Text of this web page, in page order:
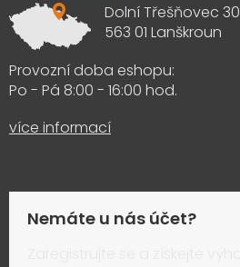
Dolní Třešňovec 30
563 01 Lanškroun
Provozní doba eshopu:
Po - Pá 8:00 - 16:00 hod.
více informací
Nemáte u nás účet?